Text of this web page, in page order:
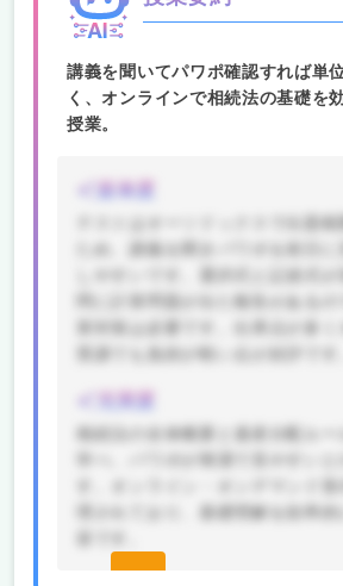
講義を聞いてパワポ確認すれば単
く、オンラインで相続法の基礎を
授業。
楽単度
ため、講義を聞きパワポを前日に
充実度
相続法の全体概要と遺産分配ルー
理されており、基礎理解を効率的